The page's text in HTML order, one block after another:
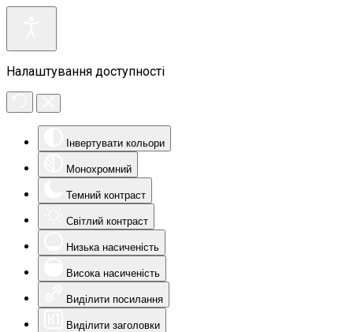
Налаштування доступності
Інвертувати кольори
Монохромний
Темний контраст
Світлий контраст
Низька насиченість
Висока насиченість
Виділити посилання
Виділити заголовки